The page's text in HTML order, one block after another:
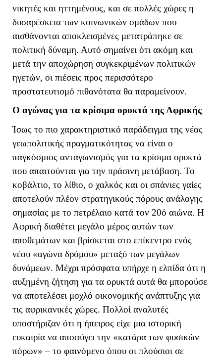
νικητές και ηττημένους, και σε πολλές χώρες η
δυσαρέσκεια των κοινωνικών ομάδων που
αισθάνονται αποκλεισμένες μετατράπηκε σε
πολιτική δύναμη. Αυτό σημαίνει ότι ακόμη και
μετά την αποχώρηση συγκεκριμένων πολιτικών
ηγετών, οι πιέσεις προς περισσότερο
προστατευτισμό πιθανότατα θα παραμείνουν.
Ο αγώνας για τα κρίσιμα ορυκτά της Αφρικής
Ίσως το πιο χαρακτηριστικό παράδειγμα της νέας
γεωπολιτικής πραγματικότητας να είναι ο
παγκόσμιος ανταγωνισμός για τα κρίσιμα ορυκτά
που απαιτούνται για την πράσινη μετάβαση. Το
κοβάλτιο, το λίθιο, ο χαλκός και οι σπάνιες γαίες
αποτελούν πλέον στρατηγικούς πόρους ανάλογης
σημασίας με το πετρέλαιο κατά τον 20ό αιώνα. Η
Αφρική διαθέτει μεγάλο μέρος αυτών των
αποθεμάτων και βρίσκεται στο επίκεντρο ενός
νέου «αγώνα δρόμου» μεταξύ των μεγάλων
δυνάμεων. Μέχρι πρόσφατα υπήρχε η ελπίδα ότι η
αυξημένη ζήτηση για τα ορυκτά αυτά θα μπορούσε
να αποτελέσει μοχλό οικονομικής ανάπτυξης για
τις αφρικανικές χώρες. Πολλοί αναλυτές
υποστήριζαν ότι η ήπειρος είχε μια ιστορική
ευκαιρία να αποφύγει την «κατάρα των φυσικών
πόρων» – το φαινόμενο όπου οι πλούσιοι σε